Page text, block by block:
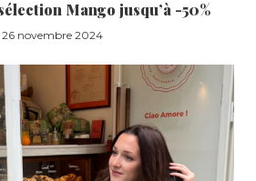
Mango jusqu’à -50%
26 novembre 2024